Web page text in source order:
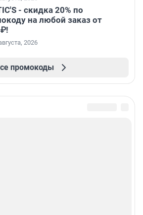
- скидка 20% по
на любой заказ от
2026
промокоды